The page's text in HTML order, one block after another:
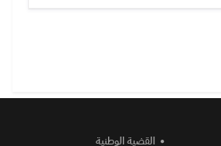
القضية الوطنية